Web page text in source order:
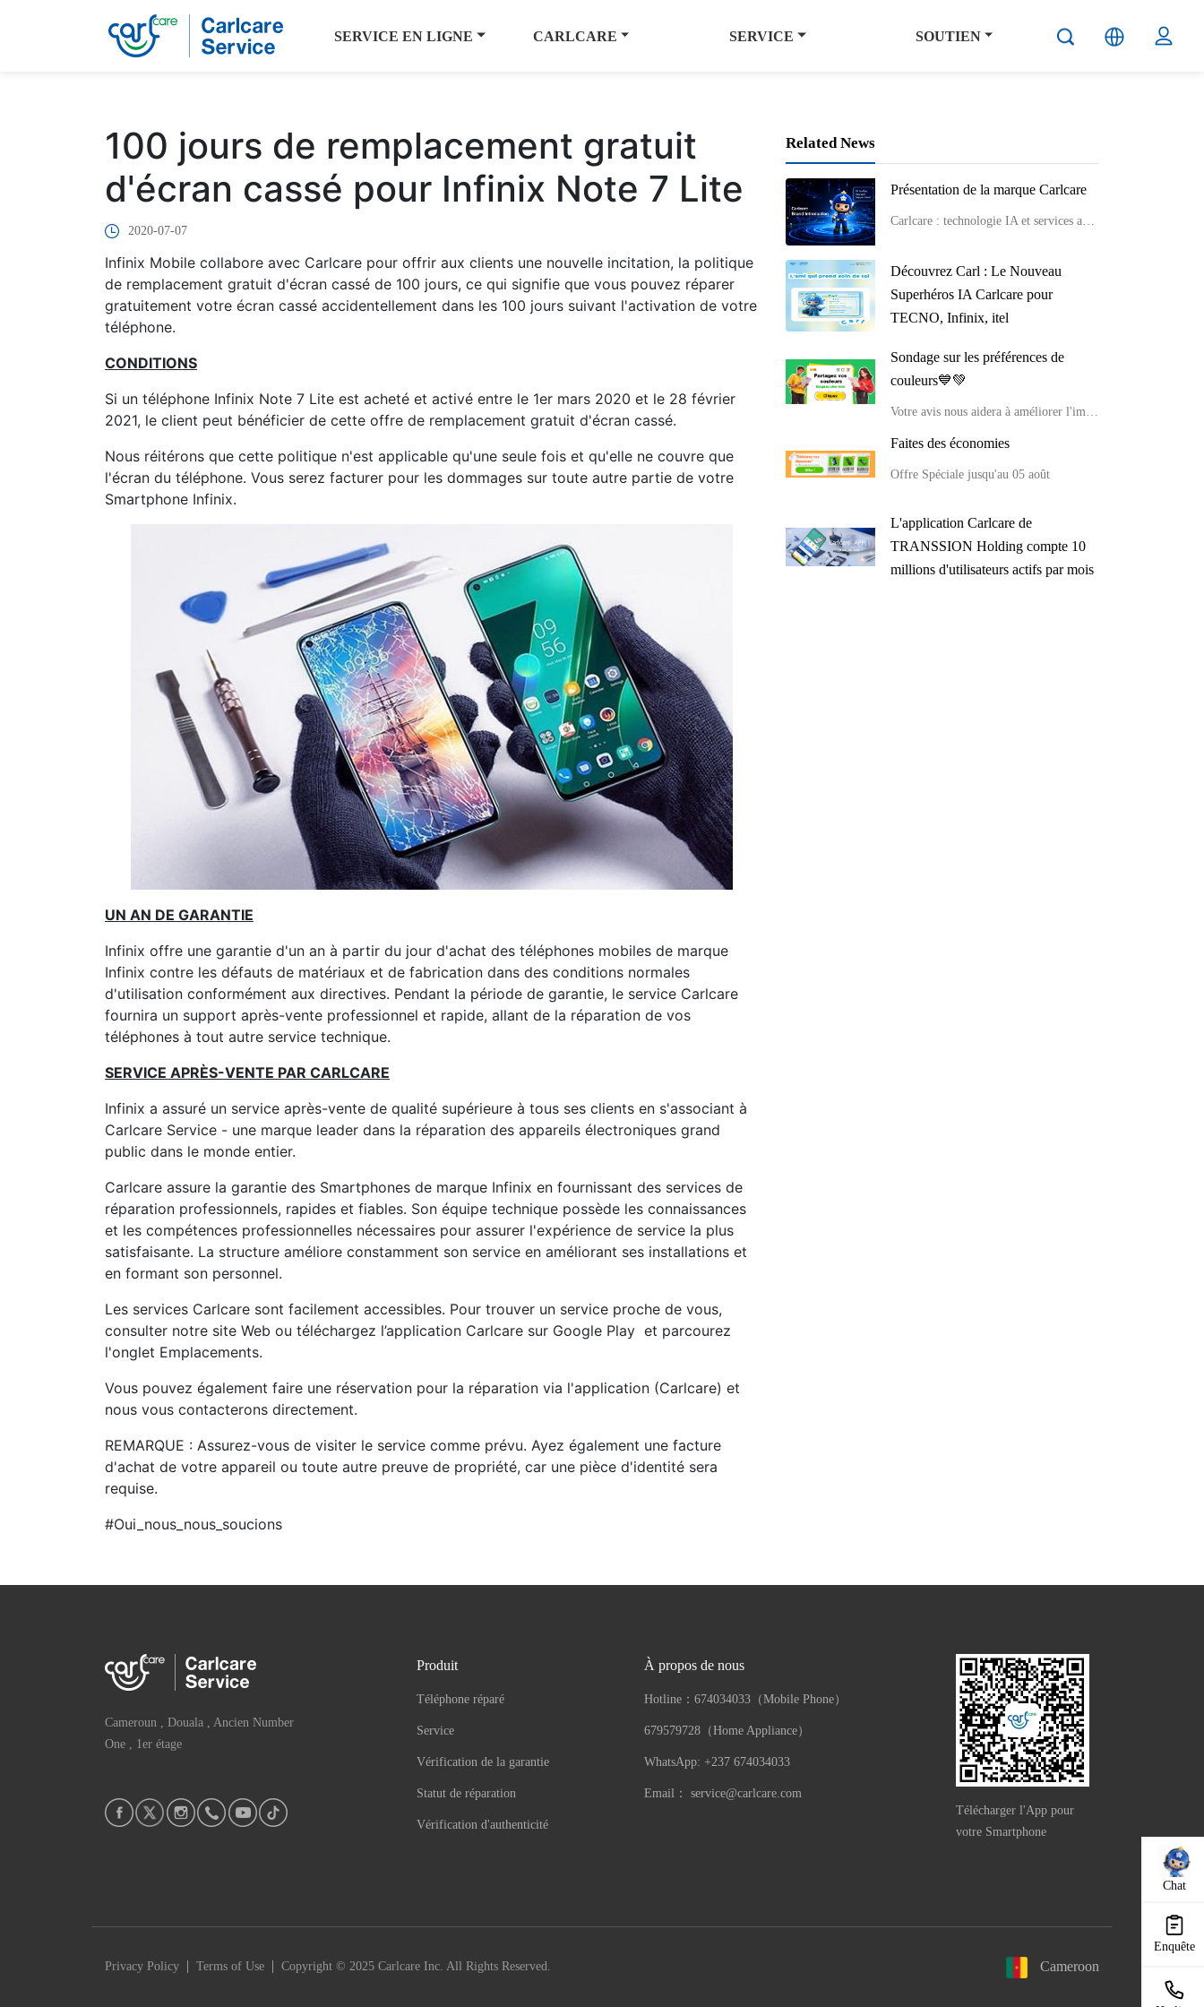
SERVICE EN LIGNE CARLCARE SERVICE SOUTIEN
100 jours de remplacement gratuit
d'écran cassé pour Infinix Note 7 Lite
2020-07-07
Infinix Mobile collabore avec Carlcare pour offrir aux clients une nouvelle incitation, la politique
de remplacement gratuit d'écran cassé de 100 jours, ce qui signifie que vous pouvez réparer
gratuitement votre écran cassé accidentellement dans les 100 jours suivant l'activation de votre
téléphone.
CONDITIONS
Si un téléphone Infinix Note 7 Lite est acheté et activé entre le 1er mars 2020 et le 28 février
2021, le client peut bénéficier de cette offre de remplacement gratuit d'écran cassé.
Nous réitérons que cette politique n'est applicable qu'une seule fois et qu'elle ne couvre que
l'écran du téléphone. Vous serez facturer pour les dommages sur toute autre partie de votre
Smartphone Infinix.
UN AN DE GARANTIE
Infinix offre une garantie d'un an à partir du jour d'achat des téléphones mobiles de marque
Infinix contre les défauts de matériaux et de fabrication dans des conditions normales
d'utilisation conformément aux directives. Pendant la période de garantie, le service Carlcare
fournira un support après-vente professionnel et rapide, allant de la réparation de vos
téléphones à tout autre service technique.
SERVICE APRÈS-VENTE PAR CARLCARE
Infinix a assuré un service après-vente de qualité supérieure à tous ses clients en s'associant à
Carlcare Service - une marque leader dans la réparation des appareils électroniques grand
public dans le monde entier.
Carlcare assure la garantie des Smartphones de marque Infinix en fournissant des services de
réparation professionnels, rapides et fiables. Son équipe technique possède les connaissances
et les compétences professionnelles nécessaires pour assurer l'expérience de service la plus
satisfaisante. La structure améliore constamment son service en améliorant ses installations et
en formant son personnel.
Les services Carlcare sont facilement accessibles. Pour trouver un service proche de vous,
consulter notre site Web ou téléchargez l’application Carlcare sur Google Play et parcourez
l'onglet Emplacements.
Vous pouvez également faire une réservation pour la réparation via l'application (Carlcare) et
nous vous contacterons directement.
REMARQUE : Assurez-vous de visiter le service comme prévu. Ayez également une facture
d'achat de votre appareil ou toute autre preuve de propriété, car une pièce d'identité sera
requise.
#Oui_nous_nous_soucions
Related News
Présentation de la marque Carlcare
Carlcare : technologie IA et services après-vente professionnels avec bienveillance.
Découvrez Carl : Le Nouveau
Superhéros IA Carlcare pour
TECNO, Infinix, itel
Sondage sur les préférences de
couleurs💙💚
Faites des économies
Offre Spéciale jusqu'au 05 août
L'application Carlcare de
TRANSSION Holding compte 10
millions d'utilisateurs actifs par mois
Chat
Enquête
Cameroun , Douala , Ancien Number
One , 1er étage
Produit
Téléphone réparé
Service
Vérification de la garantie
Statut de réparation
Vérification d'authenticité
À propos de nous
Hotline： 674034033（Mobile Phone）
679579728（Home Appliance）
WhatsApp: +237 674034033
Email： service@carlcare.com
Télécharger l'App pour
votre Smartphone
Privacy Policy | Terms of Use | Copyright © 2025 Carlcare Inc. All Rights Reserved. Cameroon